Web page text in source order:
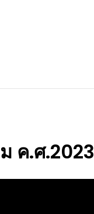
ค.ศ.2023